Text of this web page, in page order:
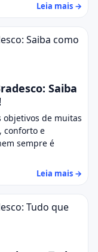
Leia mais →
Saiba
de muitas
conforto e
sempre é
Leia mais →